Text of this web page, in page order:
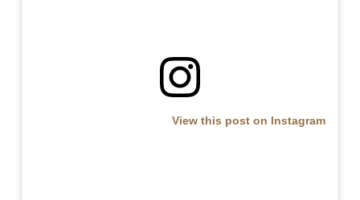
View this post on Instagram